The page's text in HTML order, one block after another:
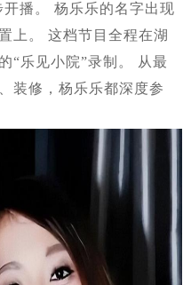
播。 杨乐乐的名字出现
上。 这档节目全程在湖
“乐见小院”录制。 从最
装修，杨乐乐都深度参